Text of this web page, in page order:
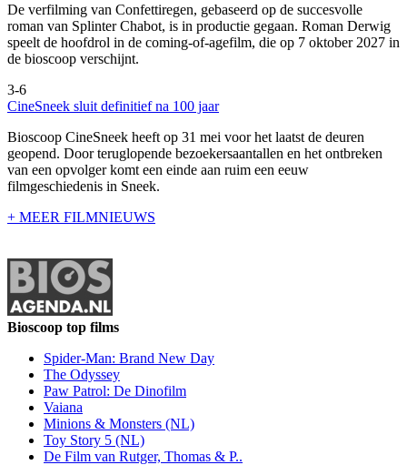
De verfilming van Confettiregen, gebaseerd op de succesvolle
roman van Splinter Chabot, is in productie gegaan. Roman Derwig
speelt de hoofdrol in de coming-of-agefilm, die op 7 oktober 2027 in
de bioscoop verschijnt.
3-6
CineSneek sluit definitief na 100 jaar
Bioscoop CineSneek heeft op 31 mei voor het laatst de deuren
geopend. Door teruglopende bezoekersaantallen en het ontbreken
van een opvolger komt een einde aan ruim een eeuw
filmgeschiedenis in Sneek.
+ MEER FILMNIEUWS
Bioscoop top films
Spider-Man: Brand New Day
The Odyssey
Paw Patrol: De Dinofilm
Vaiana
Minions & Monsters (NL)
Toy Story 5 (NL)
De Film van Rutger, Thomas & P..